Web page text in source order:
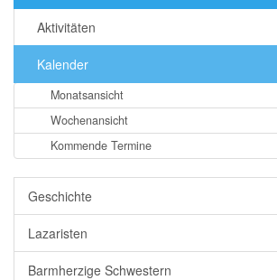
Aktivitäten
Kalender
Monatsansicht
Wochenansicht
Kommende Termine
Geschichte
Lazaristen
Barmherzige Schwestern